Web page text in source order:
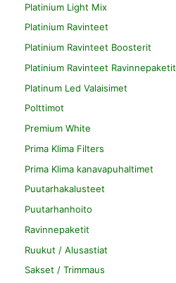
Platinium Light Mix
Platinium Ravinteet
Platinium Ravinteet Boosterit
Platinium Ravinteet Ravinnepaketit
Platinum Led Valaisimet
Polttimot
Premium White
Prima Klima Filters
Prima Klima kanavapuhaltimet
Puutarhakalusteet
Puutarhanhoito
Ravinnepaketit
Ruukut / Alusastiat
Sakset / Trimmaus